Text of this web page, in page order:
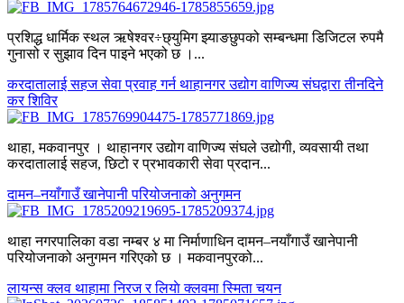
प्रशिद्ध धार्मिक स्थल ऋषेश्वर÷छ्युमिग झ्याङछुपको सम्बन्धमा डिजिटल रुपमै
गुनासो र सुझाव दिन पाइने भएको छ ।...
करदातालाई सहज सेवा प्रवाह गर्न थाहानगर उद्योग वाणिज्य संघद्वारा तीनदिने
कर शिविर
थाहा, मकवानपुर । थाहानगर उद्योग वाणिज्य संघले उद्योगी, व्यवसायी तथा
करदातालाई सहज, छिटो र प्रभावकारी सेवा प्रदान...
दामन–नयाँगाउँ खानेपानी परियोजनाको अनुगमन
थाहा नगरपालिका वडा नम्बर ४ मा निर्माणाधिन दामन–नयाँगाउँ खानेपानी
परियोजनाको अनुगमन गरिएको छ । मकवानपुरको...
लायन्स क्लव थाहामा निरज र लियाे क्लवमा स्मिता चयन